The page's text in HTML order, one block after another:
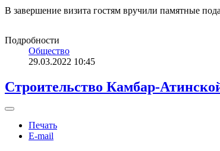
В завершение визита гостям вручили памятные
Подробности
Общество
29.03.2022 10:45
Строительство Камбар-
Печать
E-mail